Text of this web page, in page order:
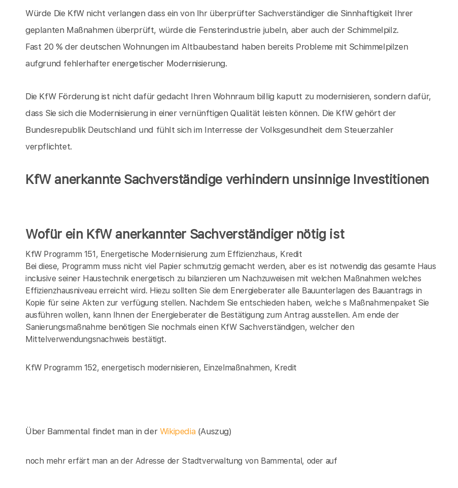
Würde Die KfW nicht verlangen dass ein von Ihr überprüfter Sachverständiger die Sinnhaftigkeit Ihrer
geplanten Maßnahmen überprüft, würde die Fensterindustrie jubeln, aber auch der Schimmelpilz.
Fast 20 % der deutschen Wohnungen im Altbaubestand haben bereits Probleme mit Schimmelpilzen
aufgrund fehlerhafter energetischer Modernisierung.
Die KfW Förderung ist nicht dafür gedacht Ihren Wohnraum billig kaputt zu modernisieren, sondern dafür,
dass Sie sich die Modernisierung in einer vernünftigen Qualität leisten können. Die KfW gehört der
Bundesrepublik Deutschland und fühlt sich im Interresse der Volksgesundheit dem Steuerzahler
verpflichtet.
KfW anerkannte Sachverständige verhindern unsinnige Investitionen
Wofür ein KfW anerkannter Sachverständiger nötig ist
KfW Programm 151, Energetische Modernisierung zum Effizienzhaus, Kredit
Bei diese, Programm muss nicht viel Papier schmutzig gemacht werden, aber es ist notwendig das gesamte Haus
inclusive seiner Haustechnik energetisch zu bilanzieren um Nachzuweisen mit welchen Maßnahmen welches
Effizienzhausniveau erreicht wird. Hiezu sollten Sie dem Energieberater alle Bauunterlagen des Bauantrags in
Kopie für seine Akten zur verfügung stellen. Nachdem Sie entschieden haben, welche s Maßnahmenpaket Sie
ausführen wollen, kann Ihnen der Energieberater die Bestätigung zum Antrag ausstellen. Am ende der
Sanierungsmaßnahme benötigen Sie nochmals einen KfW Sachverständigen, welcher den
Mittelverwendungsnachweis bestätigt.
KfW Programm 152, energetisch modernisieren, Einzelmaßnahmen, Kredit
Über Bammental findet man in der Wikipedia (Auszug)
noch mehr erfärt man an der Adresse der Stadtverwaltung von Bammental, oder auf